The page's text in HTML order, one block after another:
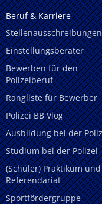
Beruf & Karriere
Stellenausschreibungen
Einstellungsberater
Bewerben für den
Polizeiberuf
Rangliste für Bewerber
Polizei BB Vlog
Ausbildung bei der
Studium bei der Polizei
(Schüler) Praktikum und
Referendariat
Sportfördergruppe